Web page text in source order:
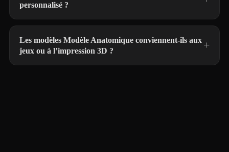
personnalisé ?
Les modèles Modèle Anatomique conviennent-ils aux
jeux ou à l’impression 3D ?